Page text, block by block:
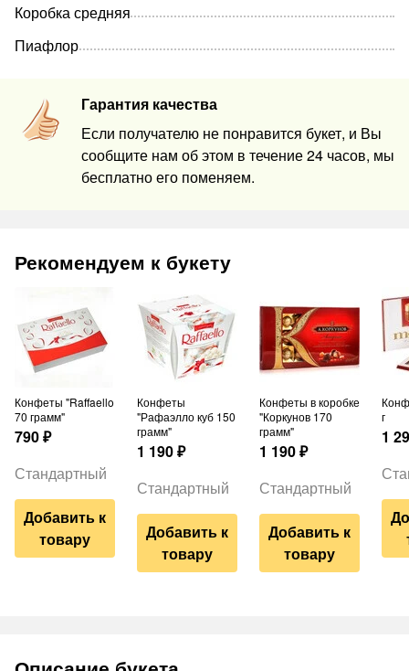
Гарантия качества
Если получателю не понравится букет, и Вы
сообщите нам об этом в течение 24 часов, мы
бесплатно его поменяем.
Коробка средняя
Пиафлор
Рекомендуем к букету
Конфеты "Raffaello
70 грамм"
790₽
Стандартный
Добавить к
товару
Конфеты
"Рафаэлло куб 150
грамм"
1 190₽
Стандартный
Добавить к
товару
Конфеты в коробке
"Коркунов 170
грамм"
1 190₽
Стандартный
Добавить к
товару
Конфеты Merci 250
г
1